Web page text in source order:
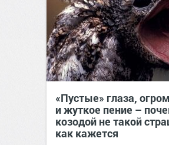
«Пустые» глаза,
и жуткое пение –
козодой не такой
как кажется